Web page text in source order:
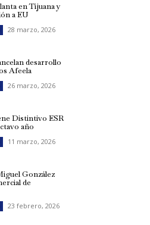
en Tijuana y
a EU
28 marzo, 2026
desarrollo
Afeela
26 marzo, 2026
Distintivo ESR
año
11 marzo, 2026
González
de
23 febrero, 2026